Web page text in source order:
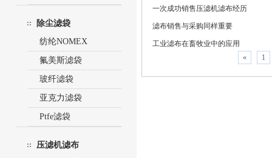
除尘滤袋
纺纶NOMEX
氟美斯滤袋
玻纤滤袋
亚克力滤袋
Ptfe滤袋
压滤机滤布
一次成功销售压滤机滤布经历
滤布销售与采购同样重要
工业滤布在畜牧业中的应用
«
1